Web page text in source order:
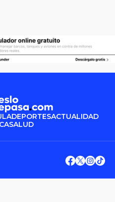
DEPORTESACTUALIDAD
SALUD